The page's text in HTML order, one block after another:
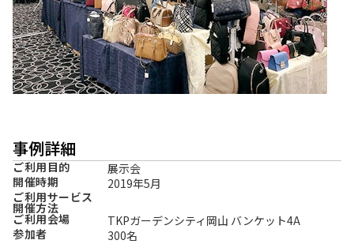
事例詳細
ご利用目的
展示会
開催時期
2019年5月
ご利用サービス
開催方法
ご利用会場
TKPガーデンシティ岡山 バンケット4A
参加者
300名